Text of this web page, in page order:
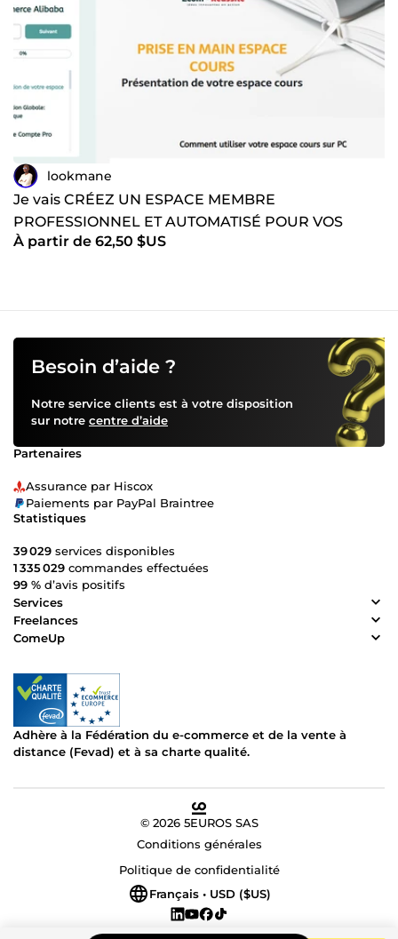
lookmane
Je vais CRÉEZ UN ESPACE MEMBRE
PROFESSIONNEL ET AUTOMATISÉ POUR VOS
FORMATIONS SUR SYSTÈME.IO
À partir de 62,50 $US
Besoin d’aide ?
Notre service clients est à votre disposition
sur notre centre d’aide
Partenaires
Assurance par Hiscox
Paiements par PayPal Braintree
Statistiques
39 029 services disponibles
1 335 029 commandes effectuées
99 % d’avis positifs
Services
Freelances
ComeUp
Adhère à la Fédération du e-commerce et de la vente à
distance (Fevad) et à sa charte qualité.
© 2026 5EUROS SAS
Conditions générales
Politique de confidentialité
Français • USD ($US)